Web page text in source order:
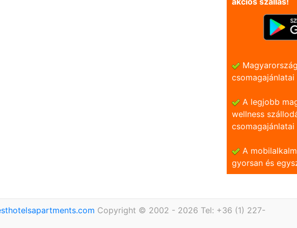
csomagajánlatai
A legjobb
wellness
A
gyorsan és
Copyright © 2002 - 2026 Tel: +36 (1) 227-